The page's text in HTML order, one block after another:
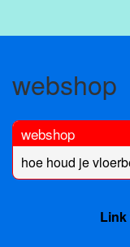
webshop
webshop
hoe houd je
Link